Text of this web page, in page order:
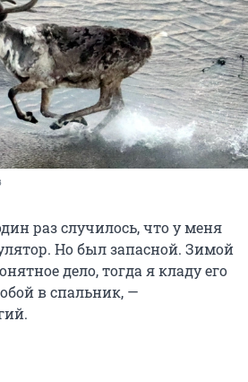
раз случилось, что у меня
Но был запасной. Зимой
дело, тогда я кладу его
в спальник, —